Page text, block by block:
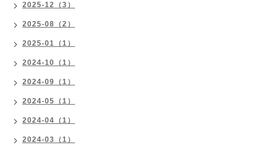
2025-12（3）
2025-08（2）
2025-01（1）
2024-10（1）
2024-09（1）
2024-05（1）
2024-04（1）
2024-03（1）